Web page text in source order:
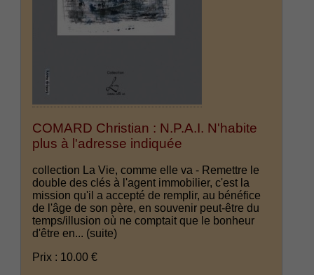
COMARD Christian : N.P.A.I. N'habite
plus à l'adresse indiquée
collection La Vie, comme elle va - Remettre le
double des clés à l'agent immobilier, c'est la
mission qu'il a accepté de remplir, au bénéfice
de l'âge de son père, en souvenir peut-être du
temps/illusion où ne comptait que le bonheur
d'être en... (suite)
Prix : 10.00 €